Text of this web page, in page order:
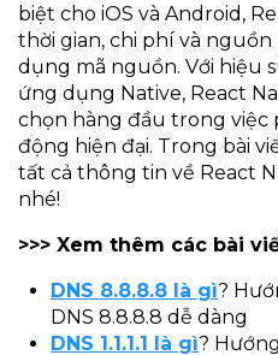
biệt cho iOS và Android,
thời gian, chi phí và
dụng mã nguồn. Với hiệu
ứng dụng Native, React
chọn hàng đầu trong
động hiện đại. Trong bài
tất cả thông tin về React
nhé!
>>> Xem thêm các bài
DNS 8.8.8.8 là gì?
DNS 8.8.8.8 dễ dàng
DNS 1.1.1.1 là gì?